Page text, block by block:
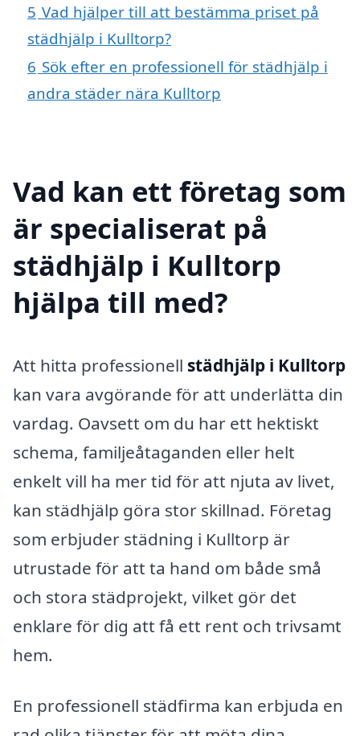
5 Vad hjälper till att bestämma priset på
städhjälp i Kulltorp?
6 Sök efter en professionell för städhjälp i
andra städer nära Kulltorp
Vad kan ett företag som
är specialiserat på
städhjälp i Kulltorp
hjälpa till med?
Att hitta professionell städhjälp i Kulltorp
kan vara avgörande för att underlätta din
vardag. Oavsett om du har ett hektiskt
schema, familjeåtaganden eller helt
enkelt vill ha mer tid för att njuta av livet,
kan städhjälp göra stor skillnad. Företag
som erbjuder städning i Kulltorp är
utrustade för att ta hand om både små
och stora städprojekt, vilket gör det
enklare för dig att få ett rent och trivsamt
hem.
En professionell städfirma kan erbjuda en